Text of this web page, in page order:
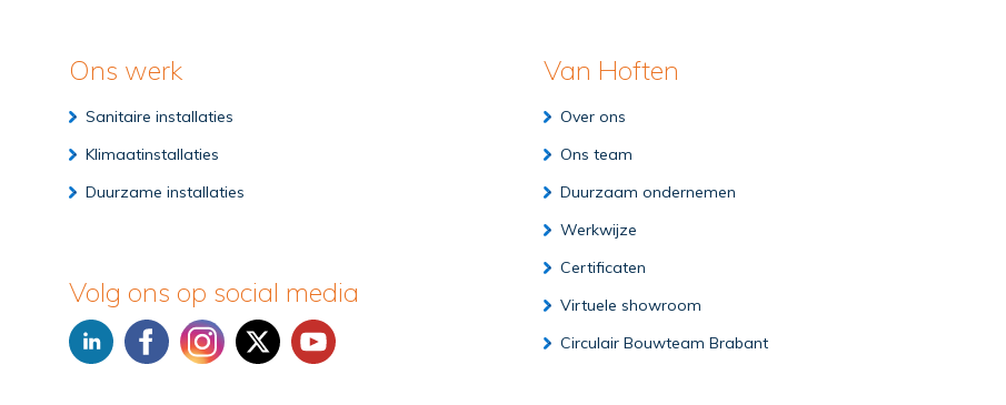
Ons werk
Sanitaire installaties
Klimaatinstallaties
Duurzame installaties
Volg ons op social media
Van Hoften
Over ons
Ons team
Duurzaam ondernemen
Werkwijze
Certificaten
Virtuele showroom
Circulair Bouwteam Brabant